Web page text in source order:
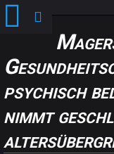
psychisch
nimmt